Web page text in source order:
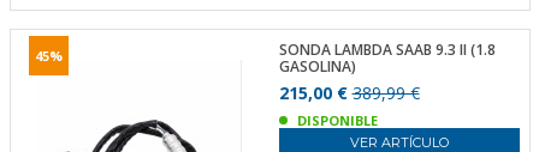
45%
SONDA LAMBDA SAAB 9.3 II (1.8
GASOLINA)
215,00 €389,99 €
DISPONIBLE
VER ARTÍCULO